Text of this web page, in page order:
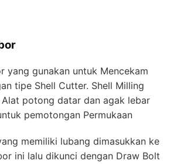
yang gunakan untuk Mencekam
tipe Shell Cutter. Shell Milling
potong datar dan agak lebar
pemotongan Permukaan
memiliki lubang dimasukkan ke
ini lalu dikunci dengan Draw Bolt